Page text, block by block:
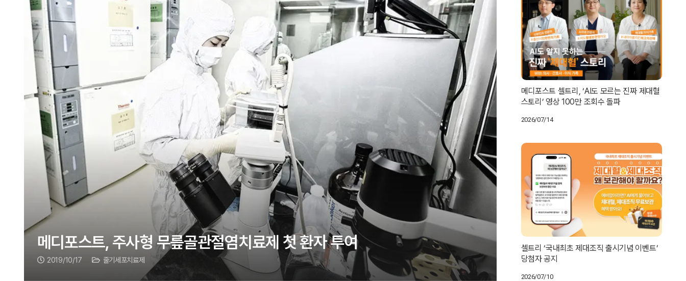
메디포스트, 주사형 무릎골관절염치료제 첫 환자 투여
2019/10/17 줄기세포치료제
메디포스트 셀트리, ‘AI도 모르는 진짜 제대혈
스토리’ 영상 100만 조회수 돌파
2026/07/14
셀트리 ‘국내최초 제대조직 출시기념 이벤트’
당첨자 공지
2026/07/10